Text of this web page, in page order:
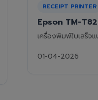
RECEIPT PRINTER
Epson TM-
เครื่องพิมพ์ใบเสร็จ
01-04-2026